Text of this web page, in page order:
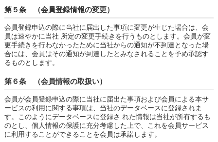
第５条 （会員登録情報の変更）
会員登録申込の際に当社に届出した事項に変更が生じた場合は、会
員は速やかに当社 所定の変更手続きを行うものとします。会員が変
更手続きを行わなかったために当社からの通知が不到達となった場
合には、会員はその通知が到達したとみなされることを予め承認す
るものとします。
第６条 （会員情報の取扱い）
会員が会員登録申込の際に当社に届出た事項および会員による本サ
ービスの利用に関する事項は、当社のデータベースに登録されま
す。このようにデータベースに登録さ れた情報は当社が所有するも
のとし、個人情報の保護に充分考慮した上で、これを会員サービス
に利用することができることを会員は承諾します。